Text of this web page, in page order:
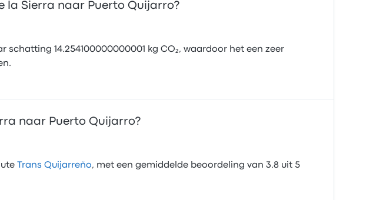
la Sierra naar Puerto Quijarro?
14.254100000000001 kg CO₂, waardoor het een zeer
naar Puerto Quijarro?
Trans Quijarreño, met een gemiddelde beoordeling van 3.8 uit 5